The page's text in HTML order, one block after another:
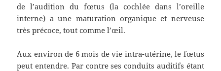
de l’audition du fœtus (la cochlée dans l’oreille
interne) a une maturation organique et nerveuse
très précoce, tout comme l’œil.
Aux environ de 6 mois de vie intra-utérine, le fœtus
peut entendre. Par contre ses conduits auditifs étant